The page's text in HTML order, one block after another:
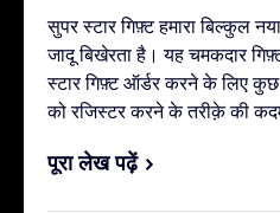
सुपर स्टार गिफ़्ट हमारा बिल्कुल
जादू बिखेरता है। यह चमकदार
स्टार गिफ़्ट ऑर्डर करने के लिए कुछ
को रजिस्टर करने के तरीक़े की
पूरा लेख पढ़ें